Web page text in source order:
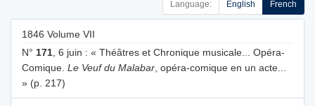
Language: English French
1846 Volume VII
N° 171 , 6 juin : « Théâtres et Chronique musicale... Opéra-
Comique. Le Veuf du Malabar , opéra-comique en un acte...
» (p. 217)